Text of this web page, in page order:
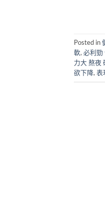
Posted in
軟,必利勁
力大 熬夜
欲下降,表